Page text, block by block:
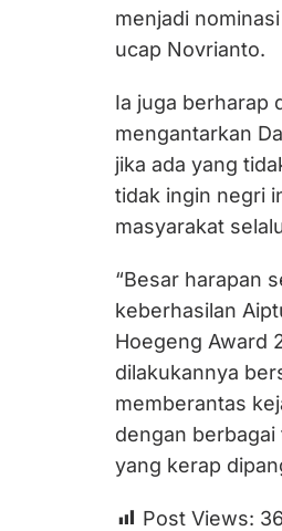
menjadi
ucap Novrianto.
Ia juga berharap
mengantarkan
jika ada yang
tidak ingin negri
masyarakat
“Besar harapan
keberhasilan
Hoegeng Award
dilakukannya
memberantas
dengan
yang kerap
Post Views: